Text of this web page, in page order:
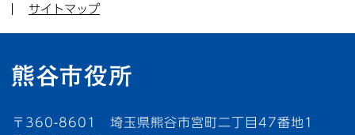
サイトマップ
〒360-8601 埼玉県熊谷市宮町二丁目47番地1